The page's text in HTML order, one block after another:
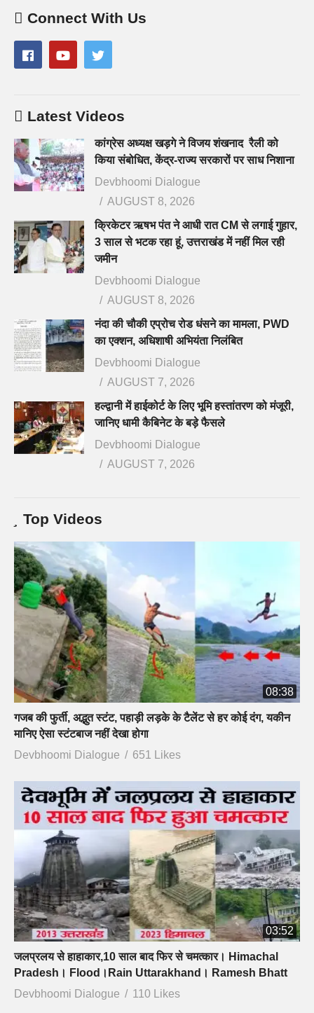
Connect With Us
Latest Videos
कांग्रेस अध्यक्ष खड़गे ने विजय शंखनाद रैली को
किया संबोधित, केंद्र-राज्य सरकारों पर साध निशाना
Devbhoomi Dialogue
AUGUST 8, 2026
क्रिकेटर ऋषभ पंत ने आधी रात CM से लगाई गुहार,
3 साल से भटक रहा हूं, उत्तराखंड में नहीं मिल रही
जमीन
Devbhoomi Dialogue
AUGUST 8, 2026
नंदा की चौकी एप्रोच रोड धंसने का मामला, PWD
का एक्शन, अधिशाषी अभियंता निलंबित
Devbhoomi Dialogue
AUGUST 7, 2026
हल्द्वानी में हाईकोर्ट के लिए भूमि हस्तांतरण को मंजूरी,
जानिए धामी कैबिनेट के बड़े फैसले
Devbhoomi Dialogue
AUGUST 7, 2026
Top Videos
08:38
गजब की फुर्ती, अद्भुत स्टंट, पहाड़ी लड़के के टैलेंट से हर कोई दंग, यकीन
मानिए ऐसा स्टंटबाज नहीं देखा होगा
Devbhoomi Dialogue
651 Likes
03:52
जलप्रलय से हाहाकार,10 साल बाद फिर से चमत्कार। Himachal
Pradesh। Flood।Rain Uttarakhand। Ramesh Bhatt
Devbhoomi Dialogue
110 Likes